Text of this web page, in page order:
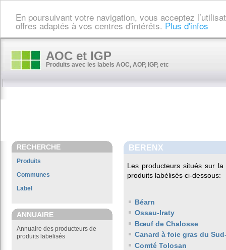
En poursuivant votre navigation, vous acceptez
offres adaptés à vos centres d'intérêts. Plus d'infos
AOC et IGP
Produits avec les labels AOC, AOP, IGP, etc
RECHERCHE
Produits
Communes
Label
ANNUAIRE
Annuaire des producteurs de
produits labelisés
BERENX
Les producteurs situés sur
produits labélisés ci-dessous:
Béarn
Ossau-Iraty
Bœuf de Chalosse
Canard à foie gras du
Comté Tolosan